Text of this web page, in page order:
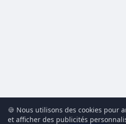
🍪 Nous utilisons des cookies pour
et afficher des publicités